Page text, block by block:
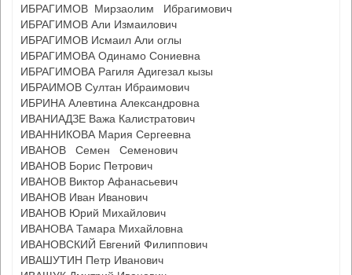
ИБРАГИМОВ Мирзаолим Ибрагимович
ИБРАГИМОВ Али Измаилович
ИБРАГИМОВ Исмаил Али оглы
ИБРАГИМОВА Одинамо Сониевна
ИБРАГИМОВА Рагиля Адигезал кызы
ИБРАИМОВ Султан Ибраимович
ИБРИНА Алевтина Александровна
ИВАНИАДЗЕ Важа Калистратович
ИВАННИКОВА Мария Сергеевна
ИВАНОВ Семен Семенович
ИВАНОВ Борис Петрович
ИВАНОВ Виктор Афанасьевич
ИВАНОВ Иван Иванович
ИВАНОВ Юрий Михайлович
ИВАНОВА Тамара Михайловна
ИВАНОВСКИЙ Евгений Филиппович
ИВАШУТИН Петр Иванович